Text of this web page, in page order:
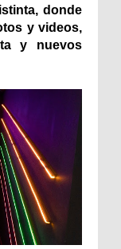
donde
y videos,
y nuevos